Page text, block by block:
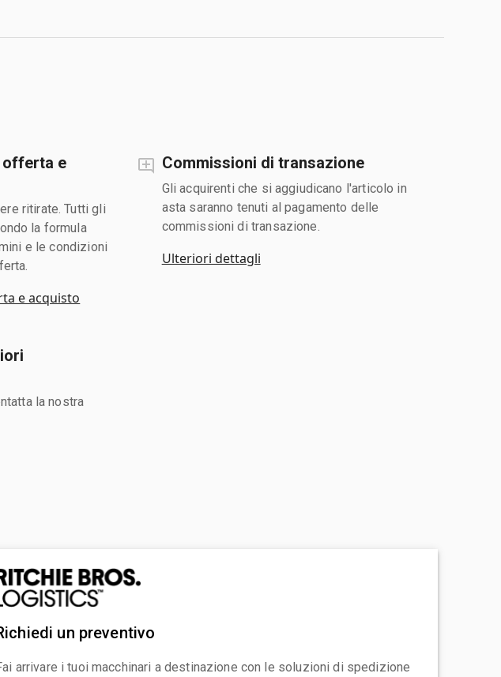
offerta e
ritirate. Tutti gli
la formula
e le condizioni
e acquisto
Commissioni di transazione
Gli acquirenti che si aggiudicano l'articolo in
asta saranno tenuti al pagamento delle
commissioni di transazione.
Ulteriori dettagli
la nostra
un preventivo
arrivare i tuoi macchinari a destinazione con le soluzioni di spedizione